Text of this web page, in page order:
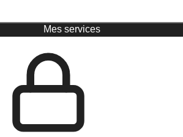
Mes services